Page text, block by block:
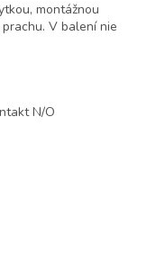
montážnou
V balení nie
N/O